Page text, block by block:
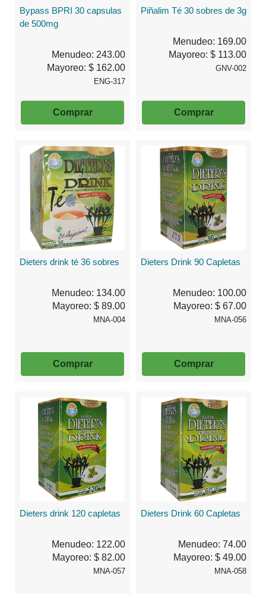
Bypass BPRI 30 capsulas
de 500mg
Menudeo: 243.00
Mayoreo: $ 162.00
ENG-317
Comprar
Piñalim Té 30 sobres de 3g
Menudeo: 169.00
Mayoreo: $ 113.00
GNV-002
Comprar
Dieters drink té 36 sobres
Menudeo: 134.00
Mayoreo: $ 89.00
MNA-004
Comprar
Dieters Drink 90 Capletas
Menudeo: 100.00
Mayoreo: $ 67.00
MNA-056
Comprar
Dieters drink 120 capletas
Menudeo: 122.00
Mayoreo: $ 82.00
MNA-057
Dieters Drink 60 Capletas
Menudeo: 74.00
Mayoreo: $ 49.00
MNA-058